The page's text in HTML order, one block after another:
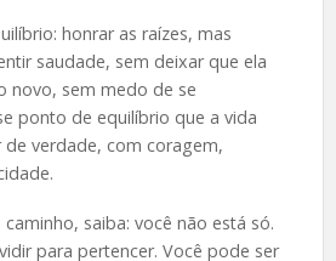
honrar as raízes, mas
saudade, sem deixar que ela
novo, sem medo de se
ponto de equilíbrio que a vida
de verdade, com coragem,
caminho, saiba: você não está só.
para pertencer. Você pode ser